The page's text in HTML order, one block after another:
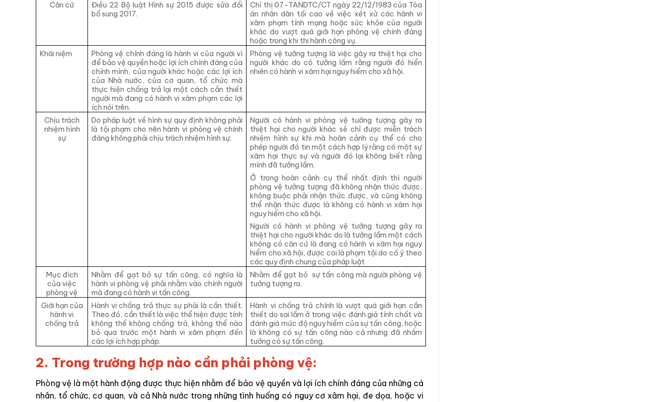
Căn cứ
Điều 22 Bộ luật Hình sự 2015 được sửa đổi
bổ sung 2017.
Chỉ thị 07-TANDTC/CT ngày 22/12/1983 của Tòa
án nhân dân tối cao về việc xét xử các hành vi
xâm phạm tính mạng hoặc sức khỏe của người
khác do vượt quá giới hạn phòng vệ chính đáng
hoặc trong khi thi hành công vụ.
Khái niệm
Phòng vệ chính đáng là hành vi của người vì
để bảo vệ quyền hoặc lợi ích chính đáng của
chính mình, của người khác hoặc các lợi ích
của Nhà nước, của cơ quan, tổ chức mà
thực hiện chống trả lại một cách cần thiết
người mà đang có hành vi xâm phạm các lợi
ích nói trên.
Phòng vệ tưởng tượng là việc gây ra thiệt hại cho
người khác do có tưởng lầm rằng người đó hiển
nhiên có hành vi xâm hại nguy hiểm cho xã hội.
Chịu trách
nhiệm hình
sự
Do pháp luật về hình sự quy định không phải
là tội phạm cho nên hành vi phòng vệ chính
đáng không phải chịu trách nhiệm hình sự.
Người có hành vi phòng vệ tưởng tượng gây ra
thiệt hại cho người khác sẽ chỉ được miễn trách
nhiệm hình sự khi mà hoàn cảnh cụ thể có cho
phép người đó tin một cách hợp lý rằng có một sự
xâm hại thực sự và người đó lại không biết rằng
mình đã tưởng lầm.
Ở trong hoàn cảnh cụ thể nhất định thì người
phòng vệ tưởng tượng đã không nhận thức được,
không buộc phải nhận thức được, và cũng không
thể nhận thức được là không có hành vi xâm hại
nguy hiểm cho xã hội.
Người có hành vi phòng vệ tưởng tượng gây ra
thiệt hại cho người khác do là tưởng lầm một cách
không có căn cứ là đang có hành vi xâm hại nguy
hiểm cho xã hội, được coi là phạm tội do cố ý theo
các quy định chung của pháp luật
Mục đích
của việc
phòng vệ
Nhằm để gạt bỏ sự tấn công, có nghĩa là
hành vi phòng vệ phải nhằm vào chính người
mà đang có hành vi tấn công.
Nhằm để gạt bỏ sự tấn công mà người phòng vệ
tưởng tượng ra.
Giới hạn của
hành vi
chống trả
Hành vi chống trả thực sự phải là cần thiết.
Theo đó, cần thiết là việc thể hiện được tính
không thể không chống trả, không thể nào
bỏ qua trước một hành vi xâm phạm đến
các lợi ích hợp pháp.
Hành vi chống trả chính là vượt quá giới hạn cần
thiết do sai lầm ở trong việc đánh giá tính chất và
đánh giá mức độ nguy hiểm của sự tấn công, hoặc
là không có sự tấn công nào cả nhưng đã nhầm
tưởng có sự tấn công.
2. Trong trường hợp nào cần phải phòng vệ:
Phòng vệ là một hành động được thực hiện nhằm để bảo vệ quyền và lợi ích chính đáng của những cá
nhân, tổ chức, cơ quan, và cả Nhà nước trong những tình huống có nguy cơ xâm hại, đe dọa, hoặc vi